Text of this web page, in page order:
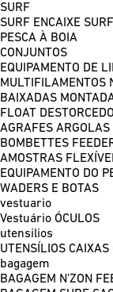
SURF
SURF ENCAIXE
PESCA À BOIA
CONJUNTOS
EQUIPAMENTO DE
MULTIFILAMENTOS
BAIXADAS
FLOAT
AGRAFES
BOMBETTES
AMOSTRAS
EQUIPAMENTO DO
WADERS E BOTAS
vestuario
Vestuário ÓCULOS
utensilios
UTENSÍLIOS CAIXAS
bagagem
BAGAGEM N'ZON